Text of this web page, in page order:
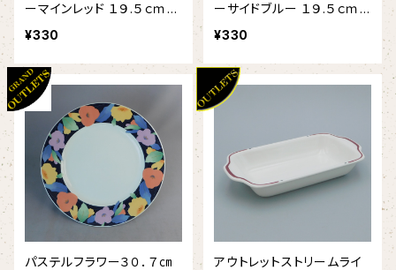
ーマインレッド １９.５ｃｍプ
レート（38/12340006B）
¥330
ーサイドブルー １９.５ｃｍ
プレート（38/12386006B）
¥330
パステルフラワー３０．７㎝
アウトレットストリームライ